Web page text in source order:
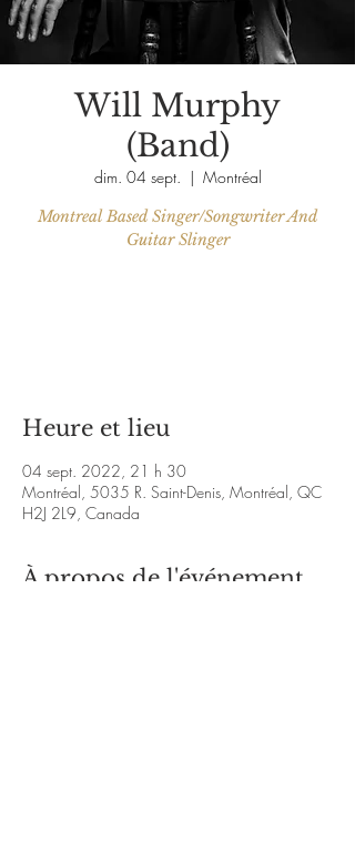
Will Murphy
(Band)
dim. 04 sept.
  |
Montréal
Montreal Based Singer/Songwriter And
Guitar Slinger
Heure et lieu
04 sept. 2022, 21 h 30
Montréal, 5035 R. Saint-Denis, Montréal, QC
H2J 2L9, Canada
À propos de l'événement